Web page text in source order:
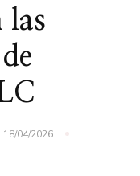
las
18/04/2026